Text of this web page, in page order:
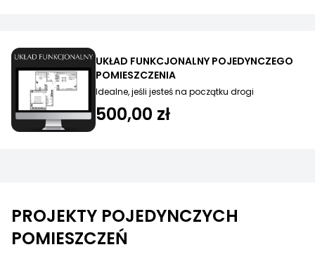
UKŁAD FUNKCJONALNY POJEDYNCZEGO
POMIESZCZENIA
Idealne, jeśli jesteś na początku drogi
500,00 zł
PROJEKTY POJEDYNCZYCH
POMIESZCZEŃ